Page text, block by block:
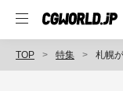
TOP 特集 札幌がゲーム